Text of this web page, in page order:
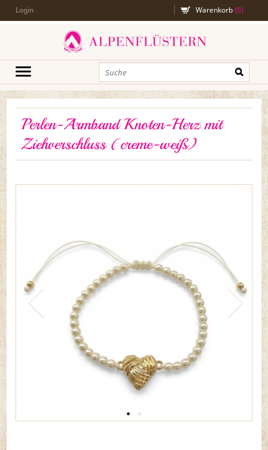
Login Warenkorb(0)
Perlen-Armband Knoten-Herz mit
Ziehverschluss (creme-weiß)